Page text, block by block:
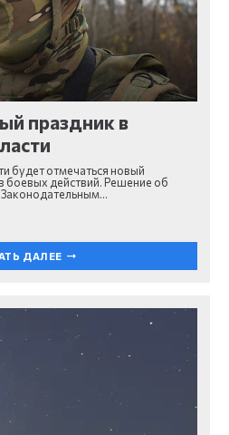
праздник в
будет отмечаться новый
боевых действий. Решение об
ДАЛЕЕ